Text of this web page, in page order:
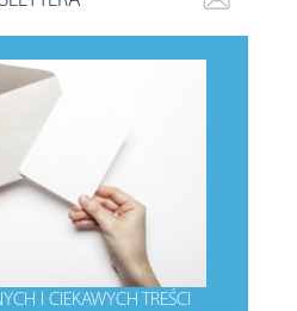
I CIEKAWYCH TREŚCI